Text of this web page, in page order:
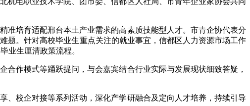
准培育适配邢台本土产业需求的高素质技能型人才。市青企协代表分
题。针对高校毕业生重点关注的就业事宜，信都区人力资源市场工作
业生厘清政策流程。
作模式等踊跃提问，与会嘉宾结合行业实际与发展现状细致答疑，
、校企对接等系列活动，深化产学研融合及定向人才培养，持续引导